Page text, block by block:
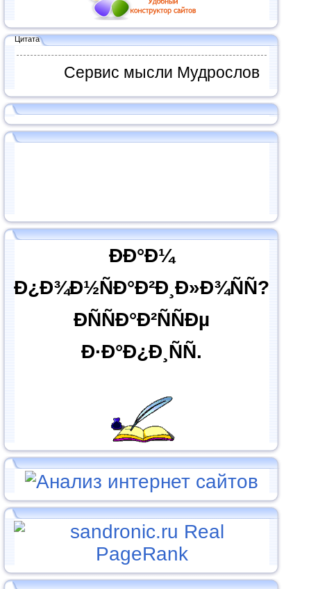
Цитата
Сервис мысли Мудрослов
ÐÐ°Ð¼
Ð¿Ð¾Ð½ÑÐ°Ð²Ð¸Ð»Ð¾ÑÑ?
ÐÑÑÐ°Ð²ÑÑÐµ
Ð·Ð°Ð¿Ð¸ÑÑ.